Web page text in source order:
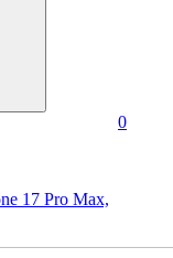
0
17 Pro Max,